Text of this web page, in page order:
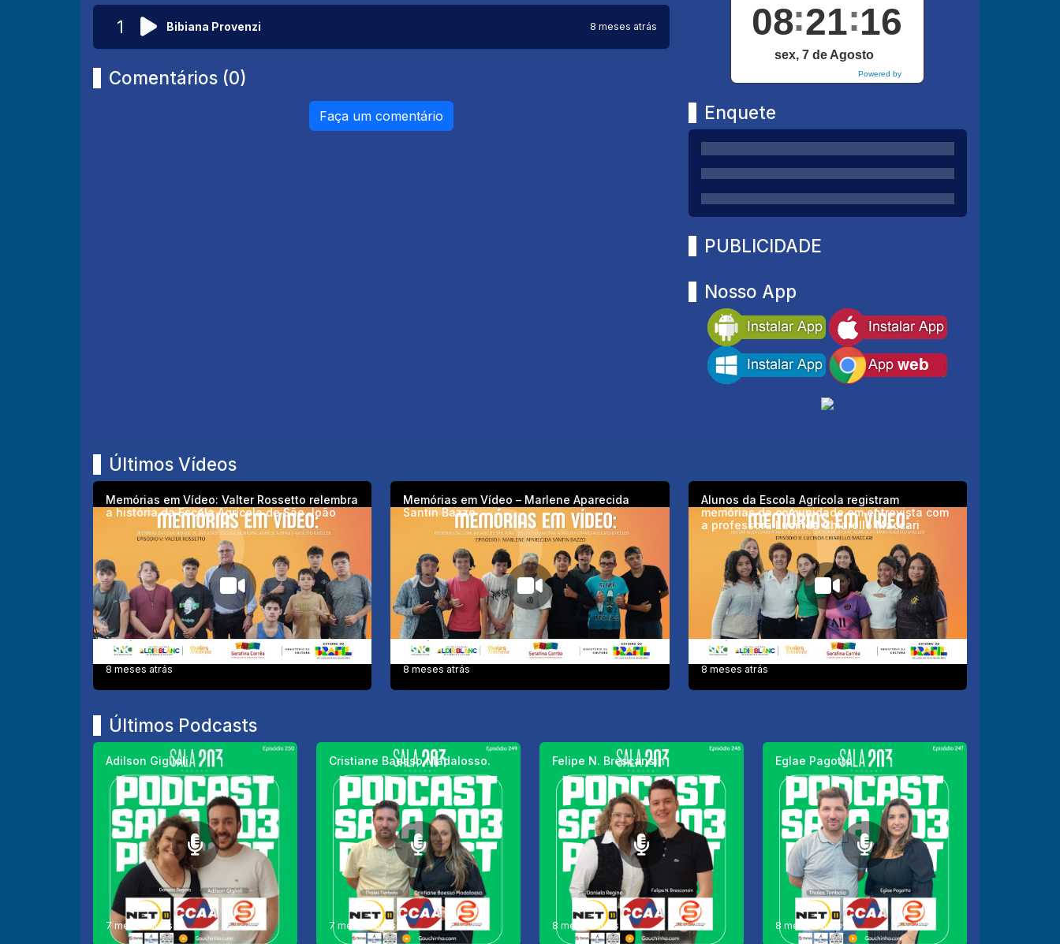
1 Bibiana Provenzi 8 meses atrás
Comentários (0)
Faça um comentário
Powered by
DaysPedia.com
08 21 17
sex, 7 de Agosto
Enquete
PUBLICIDADE
Nosso App
Últimos Vídeos
Memórias em Vídeo: Valter Rossetto relembra
a história da Escola Agrícola de São João
8 meses atrás
Memórias em Vídeo – Marlene Aparecida
Santin Bazzo
8 meses atrás
Alunos da Escola Agrícola registram
memórias da comunidade em entrevista com
a professora Lucinda Chiarello Maccari
8 meses atrás
Últimos Podcasts
Adilson Giglioli
7 meses atrás
Cristiane Baesso Madalosso.
7 meses atrás
Felipe N. Brescansin
8 meses atrás
Eglae Pagotto
8 meses atrás